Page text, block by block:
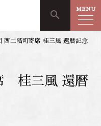
search MENU
西二階町寄席 桂三風 還暦記念
桂三風 還暦